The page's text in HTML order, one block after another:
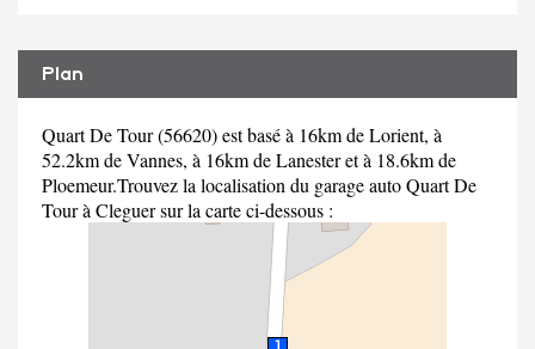
Plan
Quart De Tour (56620) est basé à 16km de Lorient, à
52.2km de Vannes, à 16km de Lanester et à 18.6km de
Ploemeur.Trouvez la localisation du garage auto Quart De
Tour à Cleguer sur la carte ci-dessous :